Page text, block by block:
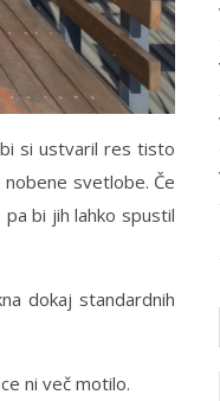
si ustvaril res tisto
svetlobe. Če
bi jih lahko spustil
dokaj standardnih
ni več motilo.